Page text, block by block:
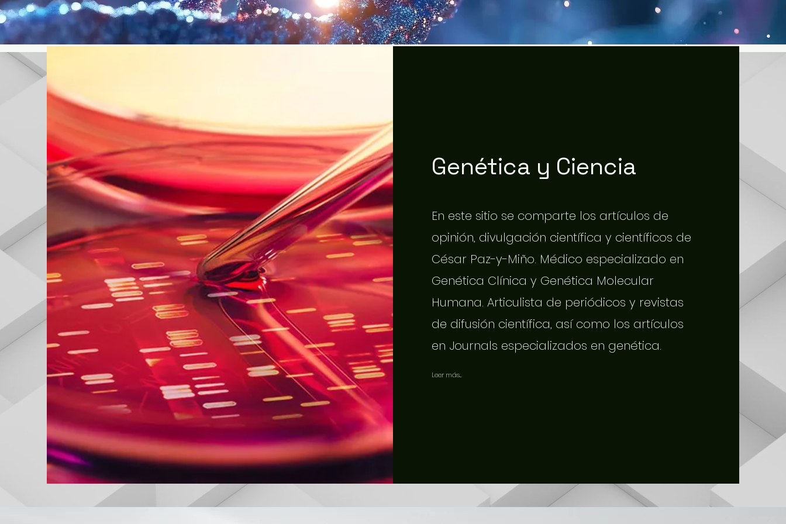
Genética y Ciencia
En este sitio se comparte los artículos de
opinión, divulgación científica y científicos de
César Paz-y-Miño. Médico especializado en
Genética Clínica y Genética Molecular
Humana. Articulista de periódicos y revistas
de difusión científica, así como los artículos
en Journals especializados en genética.
Leer más...